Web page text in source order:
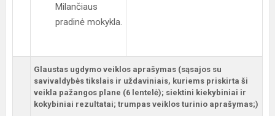
Milančiaus
pradinė mokykla.
Glaustas ugdymo veiklos aprašymas (sąsajos su
savivaldybės tikslais ir uždaviniais, kuriems priskirta ši
veikla pažangos plane (6 lentelė); siektini kiekybiniai ir
kokybiniai rezultatai; trumpas veiklos turinio aprašymas;)